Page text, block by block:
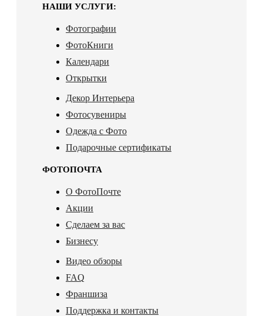
НАШИ УСЛУГИ:
Фотографии
ФотоКниги
Календари
Открытки
Декор Интерьера
Фотосувениры
Одежда с Фото
Подарочные сертификаты
ФОТОПОЧТА
О ФотоПочте
Акции
Сделаем за вас
Бизнесу
Видео обзоры
FAQ
Франшиза
Поддержка и контакты